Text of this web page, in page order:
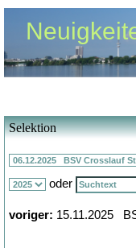
Selektion
oder
voriger: 15.11.2025